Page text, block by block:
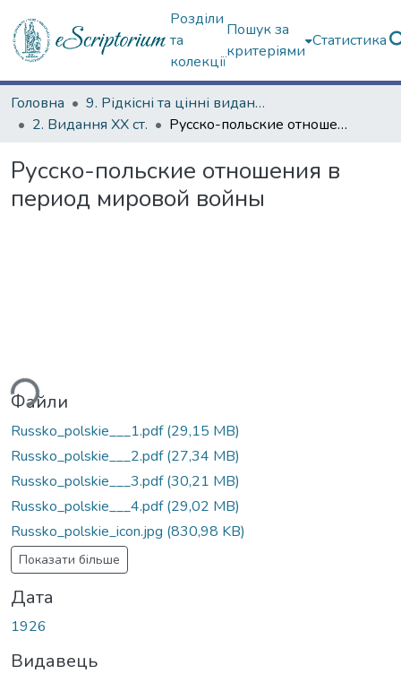
Розділи
та
колекції
Пошук за
критеріями
Статистика
Головна
9. Рідкісні та цінні видання
2. Видання ХХ ст.
Русско-польские отношения в период мировой войны
Русско-польские отношения в
период мировой войны
Файли
Russko_polskie___1.pdf(29,15 MB)
Russko_polskie___2.pdf(27,34 MB)
Russko_polskie___3.pdf(30,21 MB)
Russko_polskie___4.pdf(29,02 MB)
Russko_polskie_icon.jpg (830,98 KB)
Показати більше
Дата
1926
Видавець